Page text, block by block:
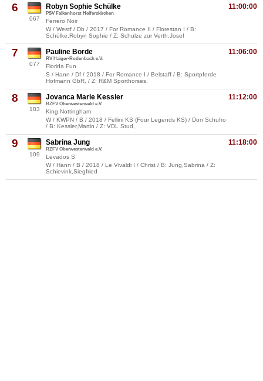
6
067
11:00:00
Robyn Sophie Schülke
PSV Falkenhorst Helferskirchen
Ferrero Noir
W / Westf / Db / 2017 / For Romance II / Florestan I / B:
Schülke,Robyn Sophie / Z: Schulze zur Verth,Josef
7
077
11:06:00
Pauline Borde
RV Haiger-Rodenbach e.V.
Florida Fun
S / Hann / Df / 2018 / For Romance I / Belstaff / B: Sportpferde
Hofmann GbR, / Z: R&M Sporthorses,
8
103
11:12:00
Jovanca Marie Kessler
RZFV Oberwesterwald e.V.
King Nottingham
W / KWPN / B / 2018 / Fellini KS (Four Legends KS) / Don Schufro
/ B: Kessler,Martin / Z: VDL Stud,
9
109
11:18:00
Sabrina Jung
RZFV Oberwesterwald e.V.
Levados S
W / Hann / B / 2018 / Le Vivaldi I / Christ / B: Jung,Sabrina / Z:
Schievink,Siegfried